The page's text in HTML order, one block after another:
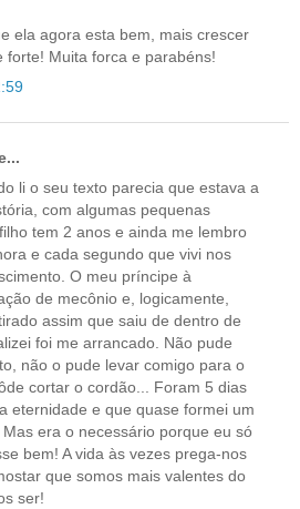
ela agora esta bem, mais crescer
forte! Muita forca e parabéns!
li o seu texto parecia que estava a
com algumas pequenas
tem 2 anos e ainda me lembro
e cada segundo que vivi nos
O meu príncipe à
de mecônio e, logicamente,
assim que saiu de dentro de
foi me arrancado. Não pude
não o pude levar comigo para o
cortar o cordão... Foram 5 dias
eternidade e que quase formei um
era o necessário porque eu só
bem! A vida às vezes prega-nos
que somos mais valentes do
ser!